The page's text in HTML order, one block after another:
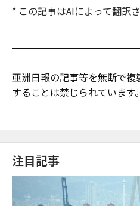
* この記事はAIによって翻訳
亜洲日報の記事等を無断で
することは禁じられています。
注目記事